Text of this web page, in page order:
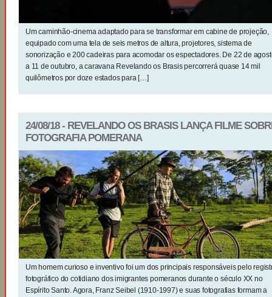
Um caminhão-cinema adaptado para se transformar em cabine de projeção,
equipado com uma tela de seis metros de altura, projetores, sistema de
sonorização e 200 cadeiras para acomodar os espectadores. De 22 de
a 11 de outubro, a caravana Revelando os Brasis percorrerá quase 14 mil
quilômetros por doze estados para […]
24/08/18 - REVELANDO OS BRASIS LANÇA FILME
FOTOGRAFIA POMERANA
Um homem curioso e inventivo foi um dos principais responsáveis pelo
fotográfico do cotidiano dos imigrantes pomeranos durante o século XX no
Espírito Santo. Agora, Franz Seibel (1910-1997) e suas fotografias formam a